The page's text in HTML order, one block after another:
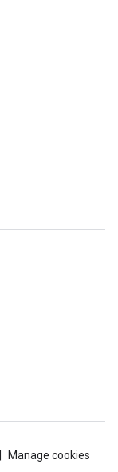
Manage cookies